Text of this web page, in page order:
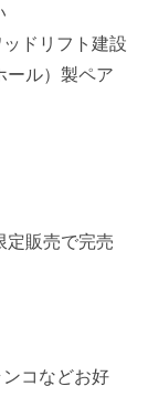
ドリフト建設
ール）製ペア
定販売で完売
コなどお好